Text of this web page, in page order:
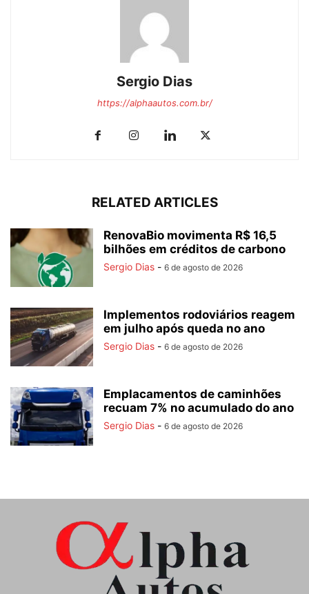
Sergio Dias
https://alphaautos.com.br/
RELATED ARTICLES
RenovaBio movimenta R$ 16,5
bilhões em créditos de carbono
Sergio Dias - 6 de agosto de 2026
Implementos rodoviários reagem
em julho após queda no ano
Sergio Dias - 6 de agosto de 2026
Emplacamentos de caminhões
recuam 7% no acumulado do ano
Sergio Dias - 6 de agosto de 2026